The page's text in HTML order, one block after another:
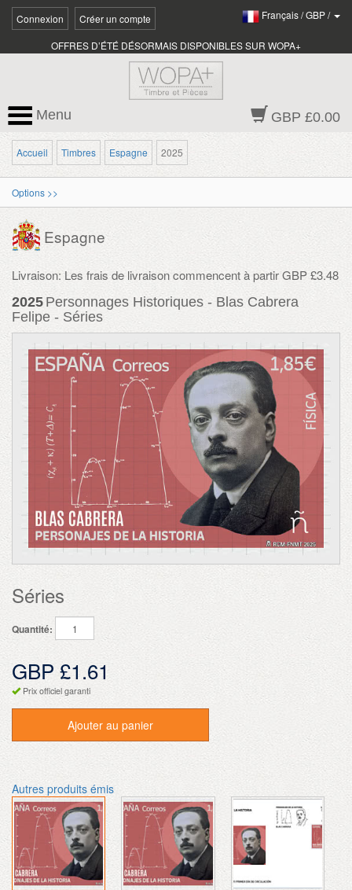
Connexion Créer un compte Français/GBP/
OFFRES D’ÉTÉ DÉSORMAIS DISPONIBLES SUR WOPA+
GBP £0.00
Menu
Accueil Timbres Espagne 2025
Options >>
Espagne
Livraison: Les frais de livraison commencent à partir GBP £3.48
2025 Personnages Historiques - Blas Cabrera
Felipe - Séries
Séries
Quantité:
GBP £1.61
Prix officiel garanti
Ajouter au panier
Autres produits émis